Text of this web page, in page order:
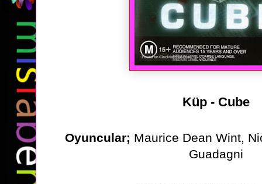
Küp - Cube
Oyuncular; Maurice Dean Wint,
Guadagni